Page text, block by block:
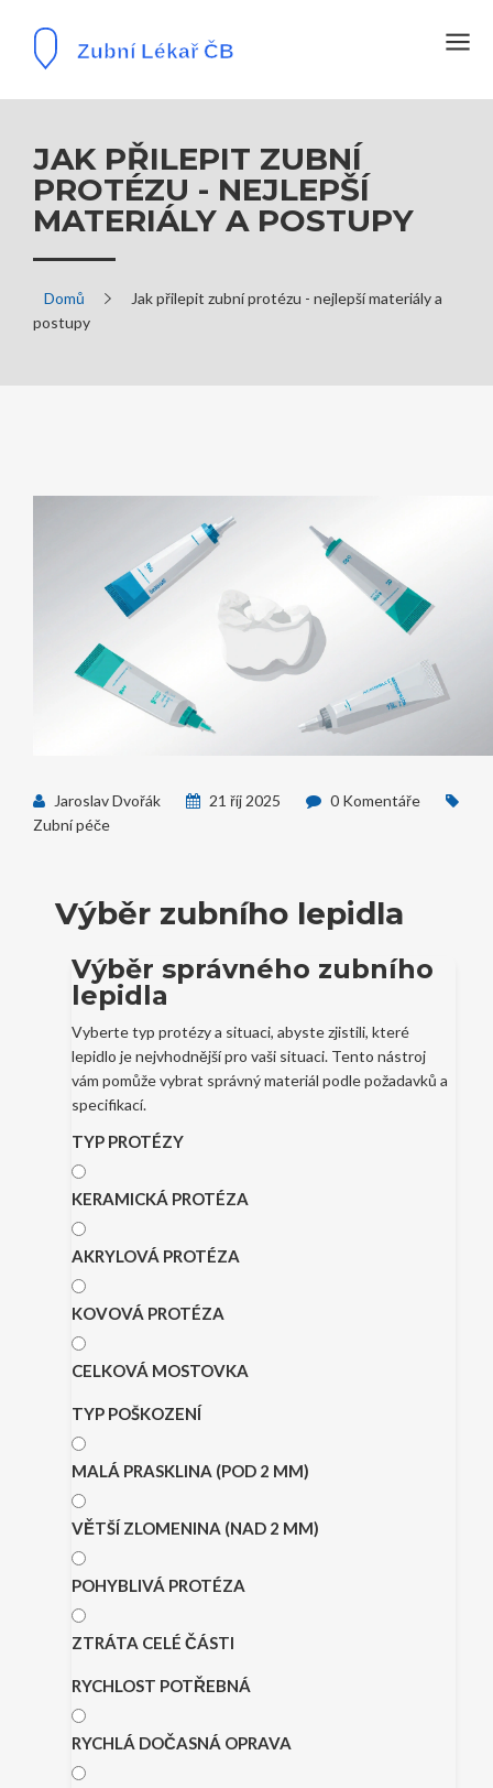
JAK PŘILEPIT ZUBNÍ
PROTÉZU - NEJLEPŠÍ
MATERIÁLY A POSTUPY
Domů
Jak přilepit zubní protézu - nejlepší materiály a
postupy
Jaroslav Dvořák 21 říj 2025
0 Komentáře
Zubní péče
Výběr zubního lepidla
Výběr správného zubního
lepidla
Vyberte typ protézy a situaci, abyste zjistili, které
lepidlo je nejvhodnější pro vaši situaci. Tento nástroj
vám pomůže vybrat správný materiál podle požadavků a
specifikací.
TYP PROTÉZY
KERAMICKÁ PROTÉZA
AKRYLOVÁ PROTÉZA
KOVOVÁ PROTÉZA
CELKOVÁ MOSTOVKA
TYP POŠKOZENÍ
MALÁ PRASKLINA (POD 2 MM)
VĚTŠÍ ZLOMENINA (NAD 2 MM)
POHYBLIVÁ PROTÉZA
ZTRÁTA CELÉ ČÁSTI
RYCHLOST POTŘEBNÁ
RYCHLÁ DOČASNÁ OPRAVA